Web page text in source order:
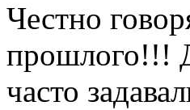
Честно
прошлого!!!
часто